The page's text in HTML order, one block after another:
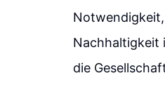
Nachhaltigkeit
die